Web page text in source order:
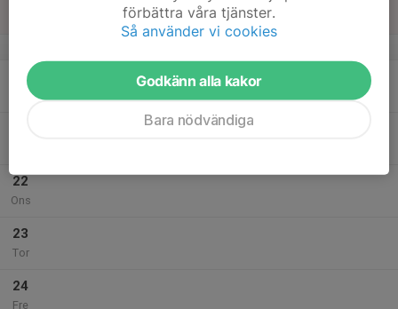
20
Mån
22
Ons
23
Tor
24
Fre
förbättra våra tjänster.
Så använder vi cookies
Godkänn alla kakor
Bara nödvändiga